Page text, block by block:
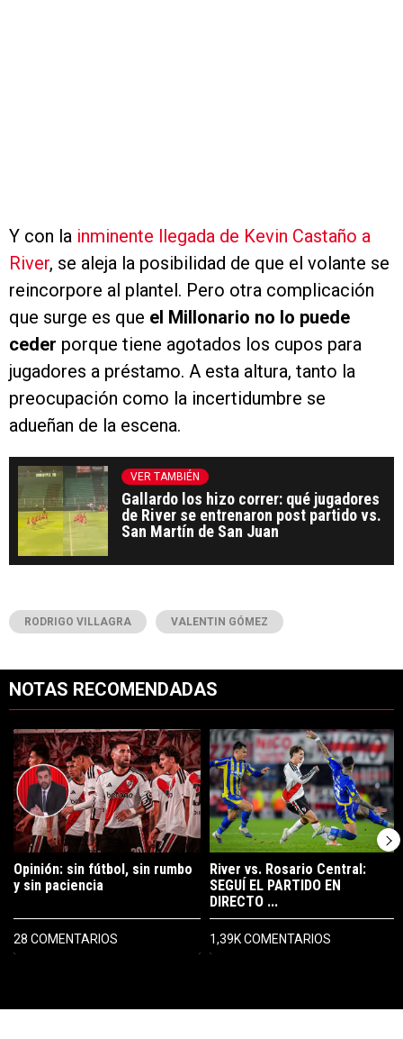
Y con la inminente llegada de Kevin Castaño a
River, se aleja la posibilidad de que el volante se
reincorpore al plantel. Pero otra complicación
que surge es que el Millonario no lo puede
ceder porque tiene agotados los cupos para
jugadores a préstamo. A esta altura, tanto la
preocupación como la incertidumbre se
adueñan de la escena.
VER TAMBIÉN
Gallardo los hizo correr: qué jugadores
de River se entrenaron post partido vs.
San Martín de San Juan
RODRIGO VILLAGRA VALENTIN GÓMEZ
NOTAS RECOMENDADAS
Un artículo de tendencia con el título "Opinión: sin fútbol, sin rumbo
Opinión: sin fútbol, sin rumbo
y sin paciencia
28 COMENTARIOS
Un artículo de tendencia con el
River vs. Rosario Central:
SEGUÍ EL PARTIDO EN
DIRECTO ...
1,39K COMENTARIOS